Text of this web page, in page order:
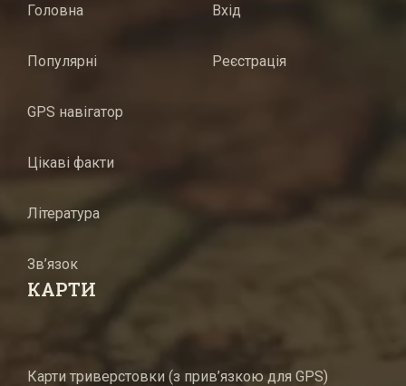
Головна
Популярні
GPS навігатор
Цікаві факти
Література
Зв’язок
Вхід
Реєстрація
КАРТИ
Карти триверстовки (з прив’язкою для GPS)